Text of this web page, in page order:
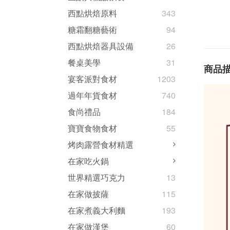
西點烘焙原料
343
糖霜翻糖藝術
94
西點烘焙器具設備
26
餐桌美學
31
宴客派對食材
1203
過年年貨食材
740
食尚禮品
184
寶寶食物食材
55
烤肉露營食材精選
在家吃火鍋
世界精選巧克力
13
在家做披薩
115
在家煮義大利麵
193
在家做漢堡
60
商品